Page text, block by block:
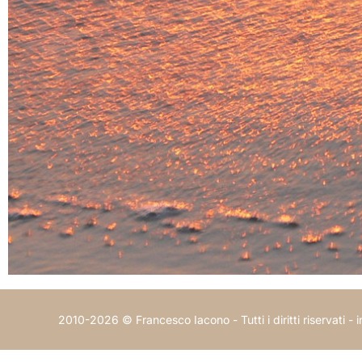
2010-2026 © Francesco Iacono - Tutti i diritti riservati -